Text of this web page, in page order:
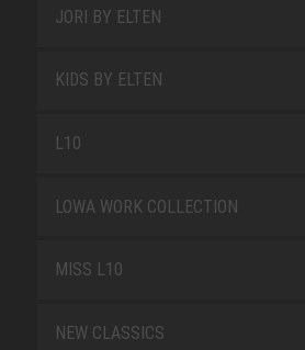
JORI BY ELTEN
KIDS BY ELTEN
L10
LOWA WORK COLLECTION
MISS L10
NEW CLASSICS